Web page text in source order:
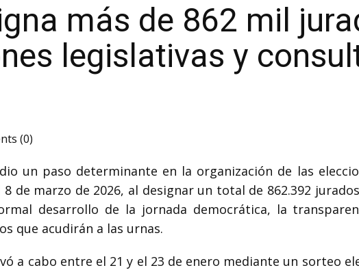
más de 862 mil
legislativas y
(0)
un paso determinante en la organización de las
de marzo de 2026, al designar un total de 862.392
desarrollo de la jornada democrática, la
que acudirán a las urnas.
a cabo entre el 21 y el 23 de enero mediante un sorteo